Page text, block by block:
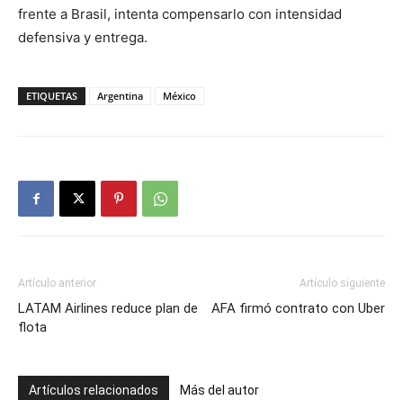
frente a Brasil, intenta compensarlo con intensidad
defensiva y entrega.
ETIQUETAS Argentina México
Artículo anterior
LATAM Airlines reduce plan de
flota
Artículo siguiente
AFA firmó contrato con Uber
Artículos relacionados Más del autor